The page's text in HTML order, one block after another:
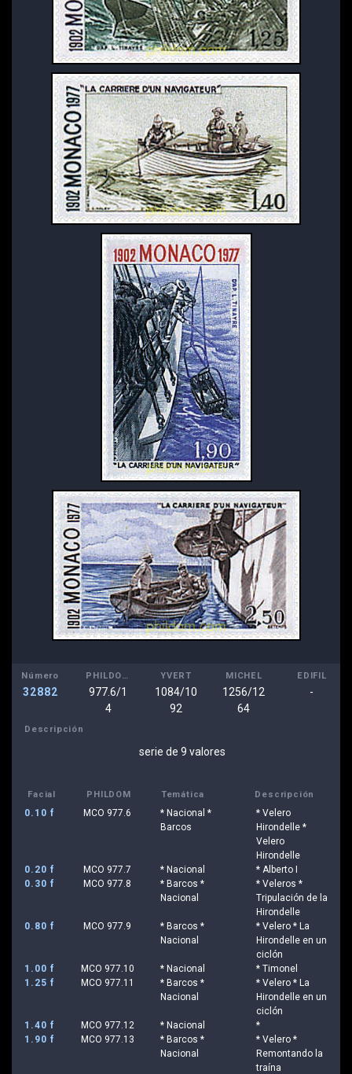
Número
32882
PHILDOM
977.6/1
4
YVERT
1084/10
92
MICHEL
1256/12
64
EDIFIL
-
Descripción
serie de 9 valores
Facial PHILDOM Temática Descripción
0.10 f MCO 977.6
* Nacional *
Barcos
* Velero
Hirondelle *
Velero
Hirondelle
0.20 f
MCO 977.7 * Nacional
* Alberto I
0.30 f
MCO 977.8
* Barcos *
Nacional
* Veleros *
Tripulación de la
Hirondelle
0.80 f
MCO 977.9
* Barcos *
Nacional
* Velero * La
Hirondelle en un
ciclón
1.00 f
MCO 977.10 * Nacional
* Timonel
1.25 f
MCO 977.11
* Barcos *
Nacional
* Velero * La
Hirondelle en un
ciclón
1.40 f
MCO 977.12 * Nacional
*
1.90 f
MCO 977.13
* Barcos *
Nacional
* Velero *
Remontando la
traína